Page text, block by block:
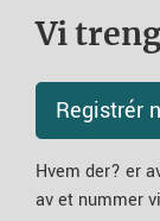
Vi
Registrér
Hvem der? er
av et nummer